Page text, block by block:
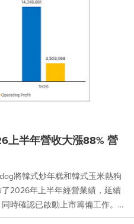
上半年營收大漲88% 營
將韓式炒年糕和韓式玉米熱狗
2026年上半年經營業績，延續
時確認已啟動上市籌備工作。...